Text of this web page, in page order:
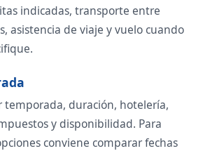
indicadas, transporte entre
asistencia de viaje y vuelo cuando
temporada, duración, hotelería,
y disponibilidad. Para
conviene comparar fechas